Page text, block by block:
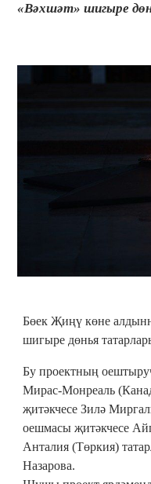
«Вәхшәт» шигыре
Бөек Җиңү көне
шигыре дөнья
Бу проектның
Мирас-Монреаль
җитәкчесе Зилә
оешмасы җитәкчесе
Анталия (Төркия)
Назарова.